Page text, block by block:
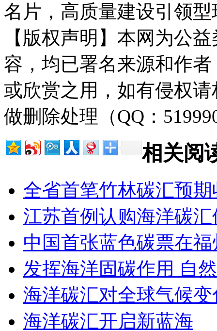
名片，高质量建设引领
【版权声明】本网为公
容，均已署名来源和作
或欣赏之用，如有侵权
做删除处理（QQ：
相关阅
全省首笔竹林碳汇预
江苏首例认购海洋碳
中国首张蓝色碳票在
发挥海洋固碳作用 自
海洋碳汇对全球气候
海洋碳汇开启新蓝海